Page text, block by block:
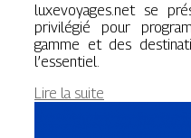
luxevoyages.net se
privilégié pour
gamme et des
l’essentiel.
Lire la suite